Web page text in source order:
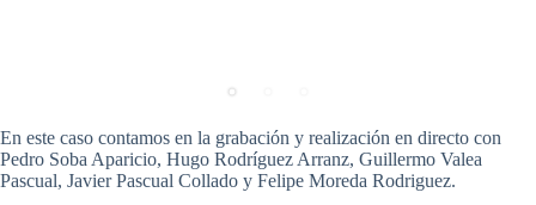
En este caso contamos en la grabación y realización en directo con
Pedro Soba Aparicio, Hugo Rodríguez Arranz, Guillermo Valea
Pascual, Javier Pascual Collado y Felipe Moreda Rodriguez.